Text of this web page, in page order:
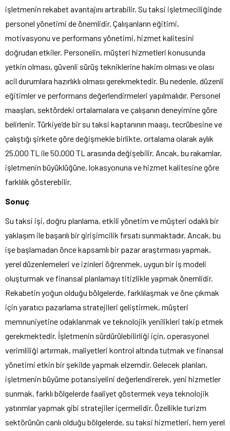
işletmenin rekabet avantajını artırabilir. Su taksi işletmeciliğinde
personel yönetimi de önemlidir. Çalışanların eğitimi,
motivasyonu ve performans yönetimi, hizmet kalitesini
doğrudan etkiler. Personelin, müşteri hizmetleri konusunda
yetkin olması, güvenli sürüş tekniklerine hakim olması ve olası
acil durumlara hazırlıklı olması gerekmektedir. Bu nedenle, düzenli
eğitimler ve performans değerlendirmeleri yapılmalıdır. Personel
maaşları, sektördeki ortalamalara ve çalışanın deneyimine göre
belirlenir. Türkiye’de bir su taksi kaptanının maaşı, tecrübesine ve
çalıştığı şirkete göre değişmekle birlikte, ortalama olarak aylık
25.000 TL ile 50.000 TL arasında değişebilir. Ancak, bu rakamlar,
işletmenin büyüklüğüne, lokasyonuna ve hizmet kalitesine göre
farklılık gösterebilir.
Sonuç
Su taksi işi, doğru planlama, etkili yönetim ve müşteri odaklı bir
yaklaşım ile başarılı bir girişimcilik fırsatı sunmaktadır. Ancak, bu
işe başlamadan önce kapsamlı bir pazar araştırması yapmak,
yerel düzenlemeleri ve izinleri öğrenmek, uygun bir iş modeli
oluşturmak ve finansal planlamayı titizlikle yapmak önemlidir.
Rekabetin yoğun olduğu bölgelerde, farklılaşmak ve öne çıkmak
için yaratıcı pazarlama stratejileri geliştirmek, müşteri
memnuniyetine odaklanmak ve teknolojik yenilikleri takip etmek
gerekmektedir. İşletmenin sürdürülebilirliği için, operasyonel
verimliliği artırmak, maliyetleri kontrol altında tutmak ve finansal
yönetimi etkin bir şekilde yapmak elzemdir. Gelecek planları,
işletmenin büyüme potansiyelini değerlendirerek, yeni hizmetler
sunmak, farklı bölgelerde faaliyet göstermek veya teknolojik
yatırımlar yapmak gibi stratejiler içermelidir. Özellikle turizm
sektörünün canlı olduğu bölgelerde, su taksi hizmetleri, hem yerel